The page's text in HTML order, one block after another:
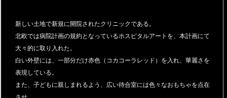
新しい土地で新規に開院されたクリニックである。
北欧では病院計画の規約となっているホスピタルアートを、本計画にて
大々的に取り入れた。
白い外壁には、一部分だけ赤色（コカコーラレッド）を入れ、華麗さを
表現している。
また、子どもに親しまれるよう、広い待合室には色々なおもちゃを点在